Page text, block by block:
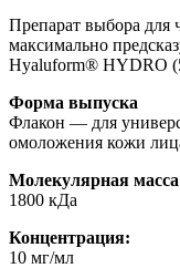
Препарат выбора для
максимально
Hyaluform® HYDRO
Форма выпуска
Флакон — для
омоложения кожи
Молекулярная
1800 кДа
Концентрация:
10 мг/мл